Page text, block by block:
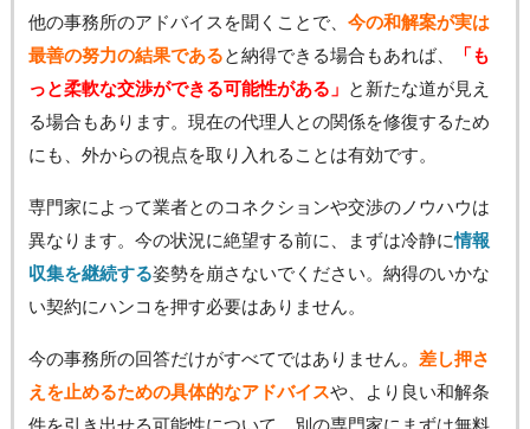
他の事務所のアドバイスを聞くことで、 今の和解案が実は
最善の努力の結果であると納得できる場合もあれば、
「も
っと柔軟な交渉ができる可能性がある」 と新たな道が見え
る場合もあります。現在の代理人との関係を修復するため
にも、外からの視点を取り入れることは有効です。
専門家によって業者とのコネクションや交渉のノウハウは
異なります。今の状況に絶望する前に、まずは冷静に情報
収集を継続する姿勢を崩さないでください。納得のいかな
い契約にハンコを押す必要はありません。
今の事務所の回答だけがすべてではありません。 差し押さ
えを止めるための具体的なアドバイスや、より良い和解条
件を引き出せる可能性について、別の専門家にまずは無料